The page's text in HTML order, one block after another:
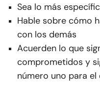
Sea lo más
Hable sobre cómo
con los demás
Acuerden lo que
comprometidos y
número uno para